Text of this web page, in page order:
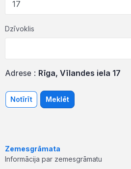
Dzīvoklis
Adrese : Rīga, Vīlandes iela 17
Notīrīt Meklēt
Zemesgrāmata
Informācija par zemesgrāmatu